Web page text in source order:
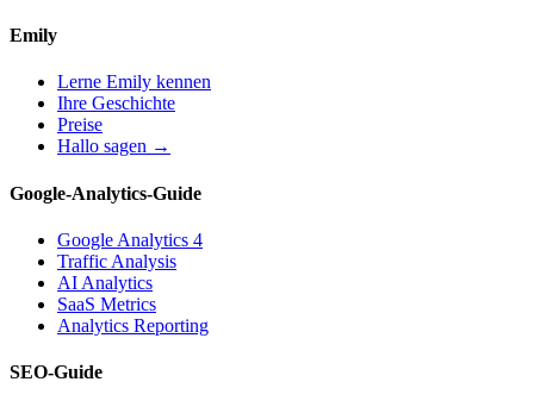
Emily
Lerne Emily kennen
Ihre Geschichte
Preise
Hallo sagen →
Google-Analytics-Guide
Google Analytics 4
Traffic Analysis
AI Analytics
SaaS Metrics
Analytics Reporting
SEO-Guide